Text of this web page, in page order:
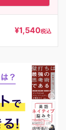
¥1,540税込